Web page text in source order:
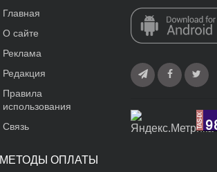
Главная
О сайте
Реклама
Редакция
Правила
использования
Связь
МЕТОДЫ ОПЛАТЫ